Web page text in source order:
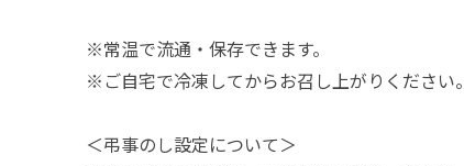
※常温で流通・保存できます。
※ご自宅で冷凍してからお召し上がりください。
＜弔事のし設定について＞